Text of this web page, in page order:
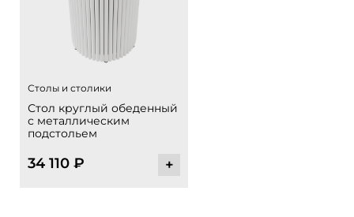
Столы и столики
Стол круглый обеденный
с металлическим
подстольем
34 110 ₽ +